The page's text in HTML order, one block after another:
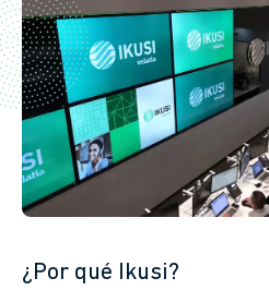
¿Por qué Ikusi?